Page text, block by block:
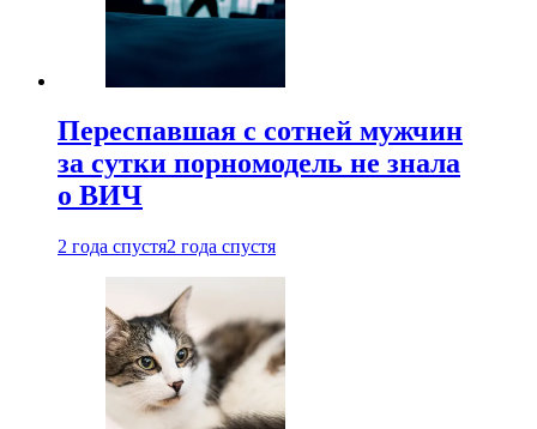
Переспавшая с сотней мужчин
за сутки порномодель не знала
о ВИЧ
2 года спустя2 года спустя